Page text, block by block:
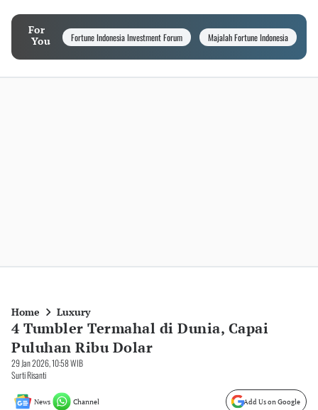
For
You
Fortune Indonesia Investment Forum Majalah Fortune Indonesia
Home Luxury
4 Tumbler Termahal di Dunia, Capai
Puluhan Ribu Dolar
29 Jan 2026, 10:58 WIB
Surti Risanti
News Channel Add Us on Google